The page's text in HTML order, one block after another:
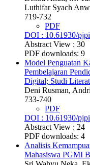
Luthifar Syach
719-732
PDF
DOI : 10.61930/
Abstract View : 30
PDF downloads: 9
Model Penguatan
Pembelajaran
Digital; Studi
Deni Rusman,
733-740
PDF
DOI : 10.61930/
Abstract View : 24
PDF downloads: 4
Analisis
Mahasiswa PGMI